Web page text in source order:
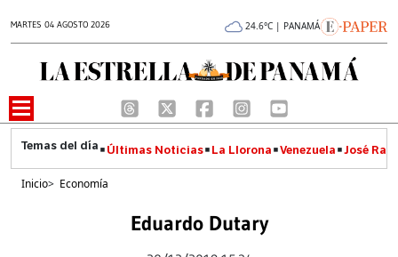
MARTES 04 AGOSTO 2026 24.6°C | PANAMÁ
Últimas Noticias La Llorona Venezuela José
Inicio> Economía
Eduardo Dutary